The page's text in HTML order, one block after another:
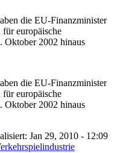
die EU-Finanzminister
für europäische
Oktober 2002 hinaus
die EU-Finanzminister
für europäische
Oktober 2002 hinaus
Jan 29, 2010 - 12:09
spielindustrie